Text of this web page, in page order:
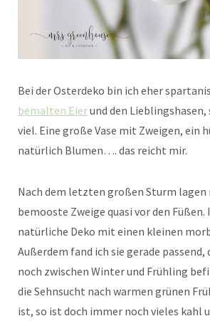
Bei der Osterdeko bin ich eher
bemalten Eierund den
viel. Eine große Vase mit Zweigen, ein
natürlich Blumen…. das reicht mir.
Nach dem letzten großen Sturm lagen
bemooste Zweige quasi vor den Füßen.
natürliche Deko mit einen kleinen
Außerdem fand ich sie gerade passend,
noch zwischen Winter und Frühling
die Sehnsucht nach warmen grünen
ist, so ist doch immer noch vieles kahl